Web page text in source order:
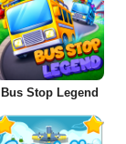
Bus Stop Legend